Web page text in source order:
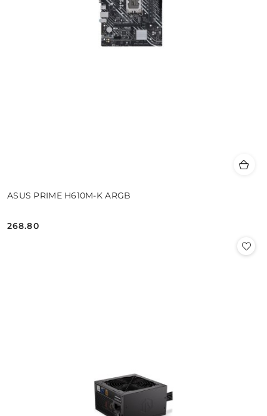
ASUS PRIME H610M-K ARGB
Cena:
268.80